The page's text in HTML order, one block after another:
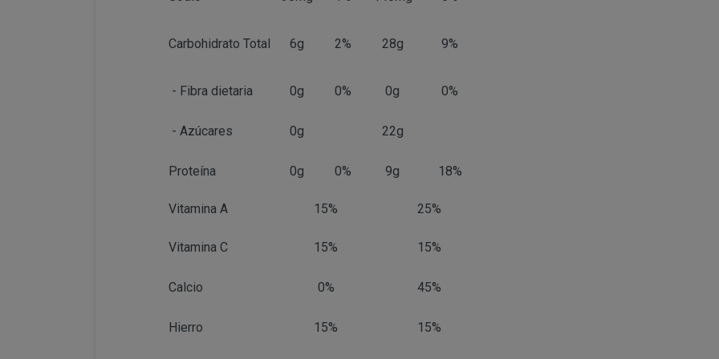
Carbohidrato Total 6g 2% 28g 9%
- Fibra dietaria 0g 0% 0g 0%
- Azúcares 0g 22g
Proteína 0g 0% 9g 18%
Vitamina A 15% 25%
Vitamina C 15% 15%
Calcio 0% 45%
Hierro 15% 15%
Interés legítimo del responsable
¿A qué destinatarios se comunicarán sus datos?
PROCESO DE COMPRA Y/O CONTRATACIÓN
Para realizar cualquier compra en www.perustocks.es, es necesario que el
recogida de datos en el que se proporcione a PERUSTOCKS la información
que el cliente deberá consentir expresamente mediante la aceptación de la
Los pasos a seguir para realizar la compra son:
Una vez dentro de la web, debemos registrarnos mediante la
newsletter. En la dirección del correo electrónico en el que nos hemos
Accedemos a la tienda online "ENTRAR" utilizando la contraseña que